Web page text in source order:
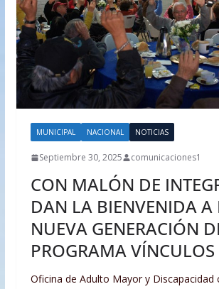
MUNICIPAL NACIONAL NOTICIAS
Septiembre 30, 2025 comunicaciones1
CON MALÓN DE
DAN LA BIENVENIDA A
NUEVA GENERACIÓN
PROGRAMA VÍNCULOS
Oficina de Adulto Mayor y Discapacidad